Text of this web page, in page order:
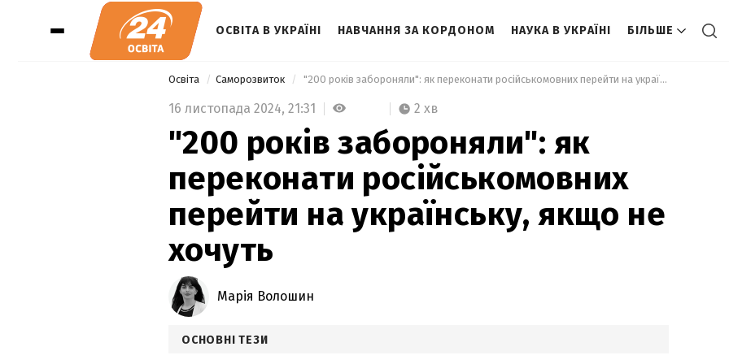
ОСВІТА В УКРАЇНІ НАВЧАННЯ ЗА КОРДОНОМ НАУКА В УКРАЇНІ БІЛЬШЕ
Освіта Саморозвиток "200 років забороняли": як переконати російськомовних перейти на українську, якщо не хочуть
16 листопада 2024, 21:31 2 хв
"200 років забороняли": як
переконати російськомовних
перейти на українську, якщо не
хочуть
Марія Волошин
ОСНОВНІ ТЕЗИ